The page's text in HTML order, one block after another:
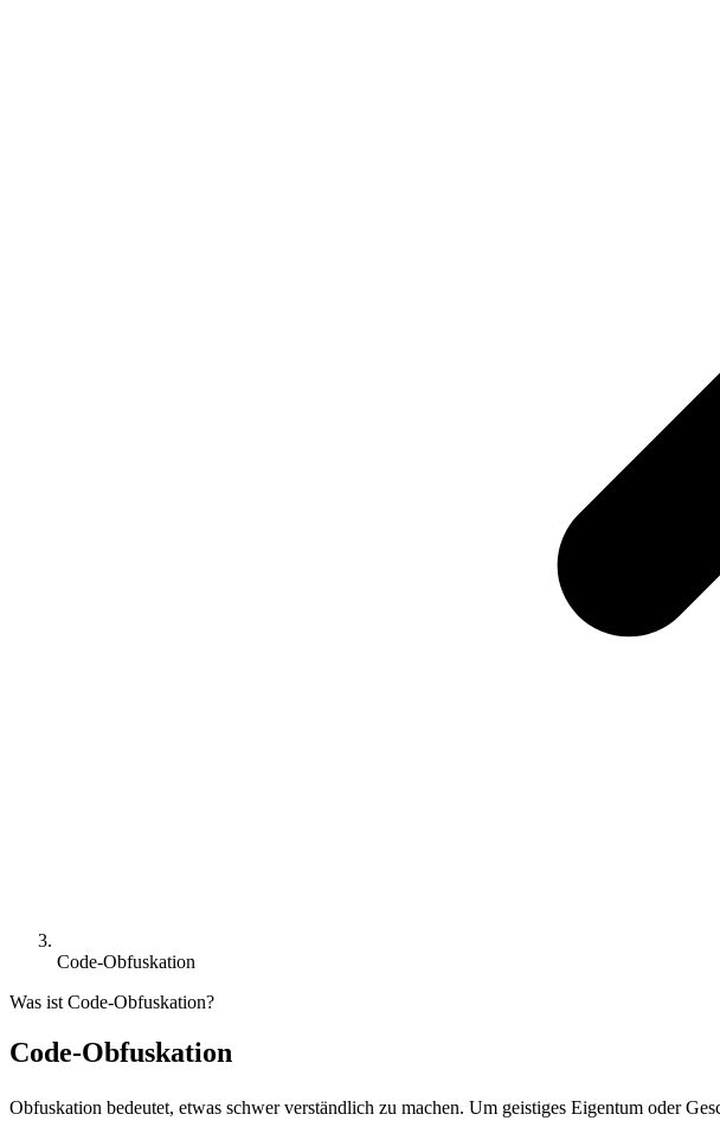
Code-Obfuskation
Was ist Code-Obfuskation?
Code-Obfuskation
Obfuskation bedeutet, etwas schwer verständlich zu machen. Um geistiges Eigentum oder